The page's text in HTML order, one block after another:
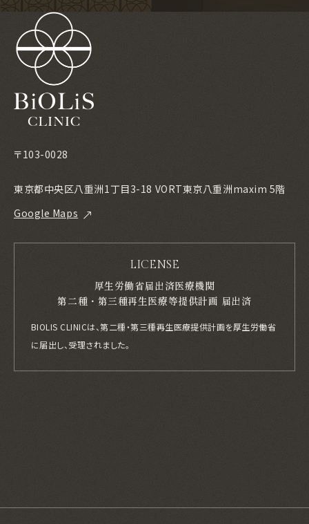
〒103-0028
東京都中央区八重洲1丁目3-18 VORT東京八重洲maxim 5階
Google Maps
LICENSE
厚生労働省届出済医療機関
第二種・第三種再生医療等提供計画 届出済
BIOLIS CLINICは、第二種・第三種再生医療提供計画を厚生労働省
に届出し、 受理されました。